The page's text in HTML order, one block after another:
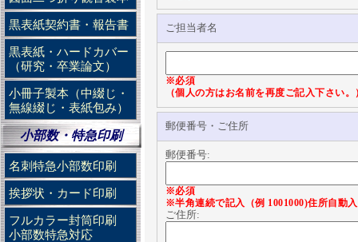
黒表紙契約書・報告書
黒表紙・ハードカバー
（研究・卒業論文）
小冊子製本（中綴じ・
無線綴じ・表紙包み）
小部数・特急印刷
名刺特急小部数印刷
挨拶状・カード印刷
フルカラー封筒印刷
小部数特急対応
ご担当者名
※必須
（個人の方はお名前を再度ご記入下さい。
郵便番号・ご住所
郵便番号:
※必須
※半角連続で記入（例 1001000)住所自動
ご住所: